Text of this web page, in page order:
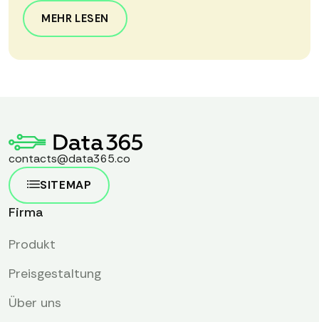
MEHR LESEN
contacts@data365.co
SITEMAP
Firma
Produkt
Preisgestaltung
Über uns